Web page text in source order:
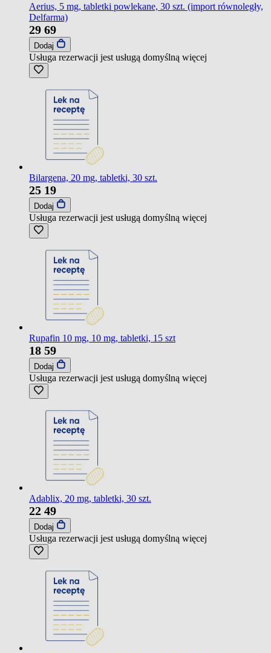
Aerius, 5 mg, tabletki powlekane, 30 szt. (import równoległy,
Delfarma)
29 69
Dodaj
Usługa rezerwacji jest usługą domyślną więcej
Bilargena, 20 mg, tabletki, 30 szt.
25 19
Dodaj
Usługa rezerwacji jest usługą domyślną więcej
Rupafin 10 mg, 10 mg, tabletki, 15 szt
18 59
Dodaj
Usługa rezerwacji jest usługą domyślną więcej
Adablix, 20 mg, tabletki, 30 szt.
22 49
Dodaj
Usługa rezerwacji jest usługą domyślną więcej